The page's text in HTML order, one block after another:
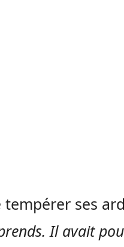
ses
Il avait